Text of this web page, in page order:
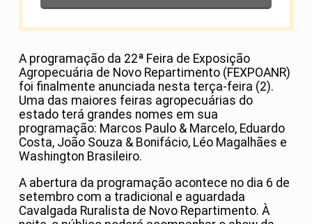
A programação da 22ª Feira de Exposição
Agropecuária de Novo Repartimento (FEXPOANR)
foi finalmente anunciada nesta terça-feira (2).
Uma das maiores feiras agropecuárias do
estado terá grandes nomes em sua
programação: Marcos Paulo & Marcelo, Eduardo
Costa, João Souza & Bonifácio, Léo Magalhães e
Washington Brasileiro.
A abertura da programação acontece no dia 6 de
setembro com a tradicional e aguardada
Cavalgada Ruralista de Novo Repartimento. À